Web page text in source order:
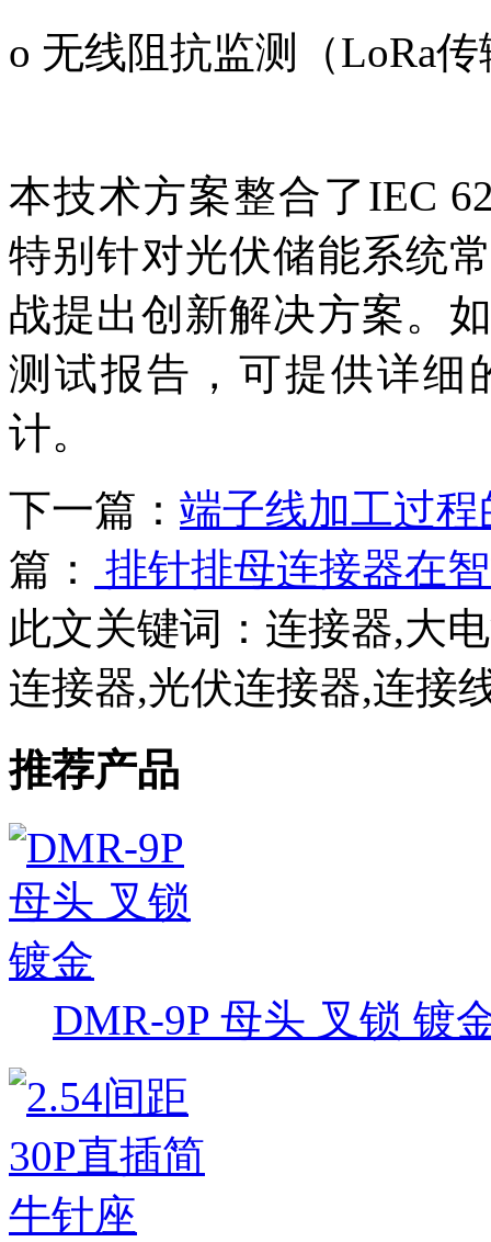
o 无线阻抗监测（LoRa传
本技术方案整合了IEC
特别针对光伏储能系统
战提出创新解决方案。
测试报告，可提供详细
计。
下一篇： 端子线加工过
篇：
排针排母连接器在
此文关键词： 连接器,大
连接器,光伏连接器,连接
推荐产品
DMR-9P 母头 叉锁 镀